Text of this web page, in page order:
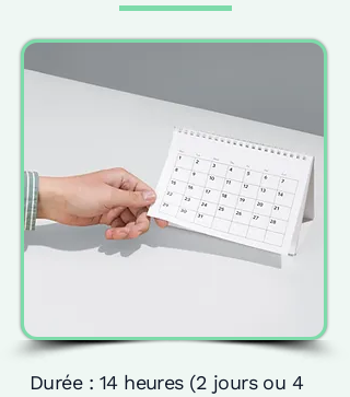
Durée : 14 heures (2 jours ou 4